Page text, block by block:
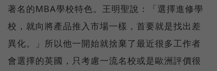
著名的MBA學校特色。王明聖說：「選擇進修學
校，就向將產品推入市場一樣，首要就是找出差
異化。」所以他一開始就捨棄了最近很多工作者
會選擇的英國，只考慮一流名校或是歐洲評價很